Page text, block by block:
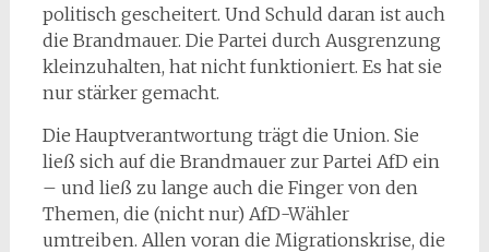
politisch gescheitert. Und Schuld daran ist auch
die Brandmauer. Die Partei durch Ausgrenzung
kleinzuhalten, hat nicht funktioniert. Es hat sie
nur stärker gemacht.
Die Hauptverantwortung trägt die Union. Sie
ließ sich auf die Brandmauer zur Partei AfD ein
– und ließ zu lange auch die Finger von den
Themen, die (nicht nur) AfD-Wähler
umtreiben. Allen voran die Migrationskrise, die